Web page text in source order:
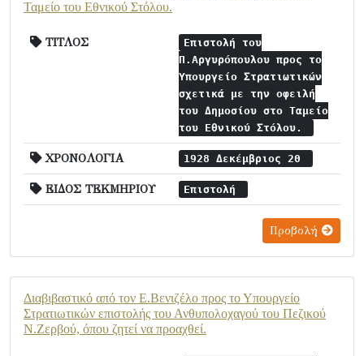
Ταμείο του Εθνικού Στόλου.
ΤΙΤΛΟΣ
Επιστολή του
Π.Αργυρόπουλου προς το
Υπουργείο Στρατιωτικών
σχετικά με την οφειλή
του Δημοσίου στο Ταμείο
του Εθνικού Στόλου.
ΧΡΟΝΟΛΟΓΙΑ 1928 Δεκέμβριος 20
ΕΙΔΟΣ ΤΕΚΜΗΡΙΟΥ Επιστολή
Προβολή
Διαβιβαστικό από τον Ε.Βενιζέλο προς το Υπουργείο
Στρατιωτικών επιστολής του Ανθυπολοχαγού του Πεζικού
Ν.Ζερβού, όπου ζητεί να προαχθεί.